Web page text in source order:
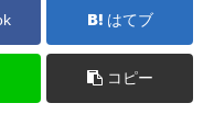
はてブ
コピー